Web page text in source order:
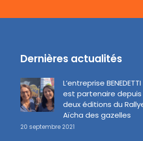
Dernières actualités
L’entreprise BENEDETTI
est partenaire depuis
deux éditions du
Aïcha des gazelles
20 septembre 2021